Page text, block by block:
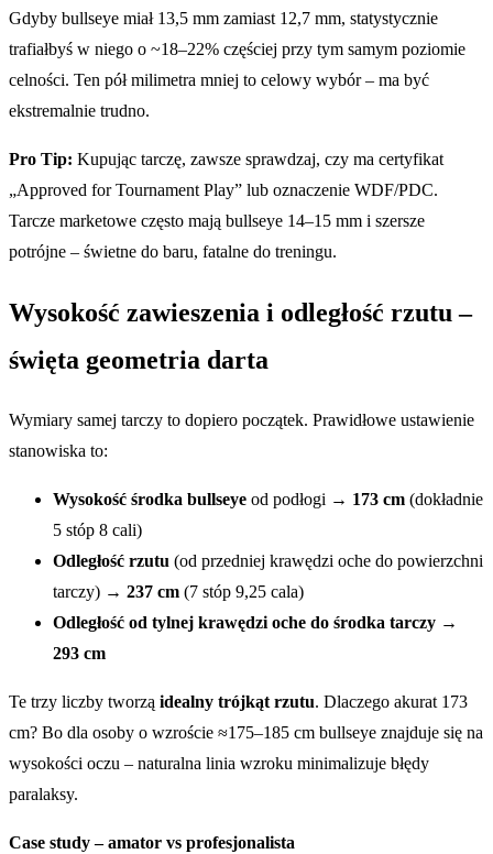
Gdyby bullseye miał 13,5 mm zamiast 12,7 mm, statystycznie
trafiałbyś w niego o ~18–22% częściej przy tym samym poziomie
celności. Ten pół milimetra mniej to celowy wybór – ma być
ekstremalnie trudno.
Pro Tip: Kupując tarczę, zawsze sprawdzaj, czy ma certyfikat
„Approved for Tournament Play” lub oznaczenie WDF/PDC.
Tarcze marketowe często mają bullseye 14–15 mm i szersze
potrójne – świetne do baru, fatalne do treningu.
Wysokość zawieszenia i odległość rzutu –
święta geometria darta
Wymiary samej tarczy to dopiero początek. Prawidłowe ustawienie
stanowiska to:
Wysokość środka bullseye od podłogi → 173 cm (dokładnie
5 stóp 8 cali)
Odległość rzutu (od przedniej krawędzi oche do powierzchni
tarczy) → 237 cm (7 stóp 9,25 cala)
Odległość od tylnej krawędzi oche do środka tarczy →
293 cm
Te trzy liczby tworzą idealny trójkąt rzutu. Dlaczego akurat 173
cm? Bo dla osoby o wzroście ≈175–185 cm bullseye znajduje się na
wysokości oczu – naturalna linia wzroku minimalizuje błędy
paralaksy.
Case study – amator vs profesjonalista